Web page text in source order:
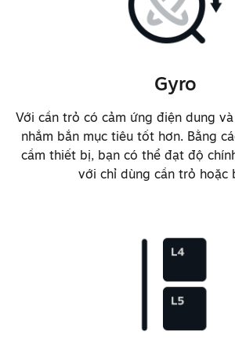
hiệu tại rìa
Cải thiện đáng kể cảm
Cải thiện dung lượng
lên 50Wh
Tối ưu thành phần hóa
Đổi đèn sạc LED sang
Thêm hỗ trợ đánh thức
"đập hộp" bằng ấn giữ
Gyro
Với cần trỏ có cảm ứng điện dung
nhắm bắn mục tiêu tốt hơn. Bằng
cầm thiết bị, bạn có thể đạt độ
với chỉ dùng cần trỏ hoặc